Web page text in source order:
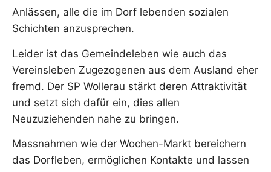
Anlässen, alle die im Dorf lebenden sozialen
Schichten anzusprechen.
Leider ist das Gemeindeleben wie auch das
Vereinsleben Zugezogenen aus dem Ausland eher
fremd. Der SP Wollerau stärkt deren Attraktivität
und setzt sich dafür ein, dies allen
Neuzuziehenden nahe zu bringen.
Massnahmen wie der Wochen-Markt bereichern
das Dorfleben, ermöglichen Kontakte und lassen